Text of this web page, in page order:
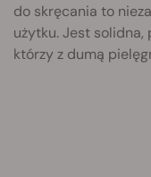
do skręcania to
użytku. Jest
którzy z dumą